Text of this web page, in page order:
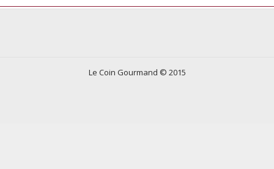
Le Coin Gourmand © 2015